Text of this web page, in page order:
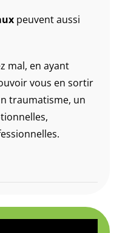
peuvent aussi
mal, en ayant
vous en sortir
traumatisme, un